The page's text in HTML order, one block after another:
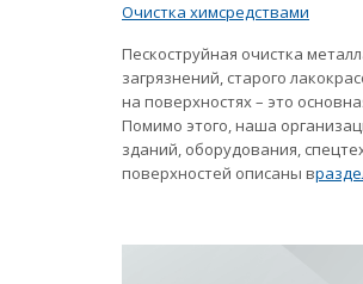
Очистка химсредствами
Пескоструйная очистка
загрязнений, старого
на поверхностях – это
Помимо этого, наша
зданий, оборудования,
поверхностей описаны в